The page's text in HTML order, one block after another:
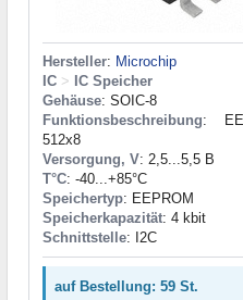
Hersteller: Microchip
IC > IC Speicher
Gehäuse: SOIC-8
Funktionsbeschreibung:
512x8
Versorgung, V: 2,5...5,5 В
T°C: -40...+85°C
Speichertyp: EEPROM
Speicherkapazität: 4 kbit
Schnittstelle: I2C
auf Bestellung: 59 St.